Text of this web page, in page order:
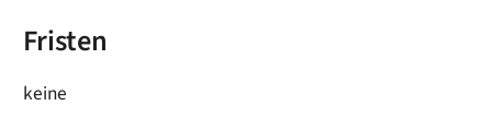
Fristen
keine